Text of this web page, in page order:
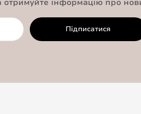
отримуйте інформацію про
Підписатися